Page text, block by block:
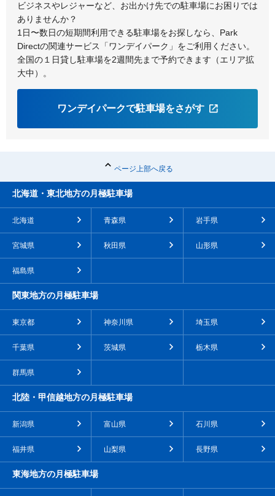
ビジネスやレジャーなど、お出かけ先での駐車場にお困りでは
ありませんか？
1日〜数日の短期間利用できる駐車場をお探しなら、Park
Directの関連サービス「ワンデイパーク」をご利用ください。
全国の１日貸し駐車場を2週間先まで予約できます（エリア拡
大中）。
ワンデイパークで駐車場をさがす
ページ上部へ戻る
北海道・東北地方の月極駐車場
北海道 青森県 岩手県
宮城県 秋田県 山形県
福島県
関東地方の月極駐車場
東京都 神奈川県 埼玉県
千葉県 茨城県 栃木県
群馬県
北陸・甲信越地方の月極駐車場
新潟県 富山県 石川県
福井県 山梨県 長野県
東海地方の月極駐車場